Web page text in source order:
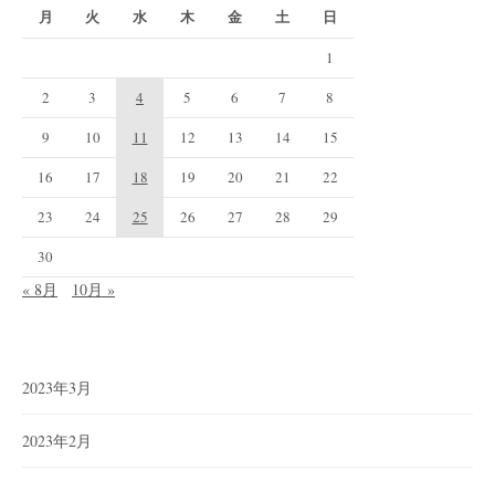
月 火 水 木 金 土 日
1
2
3 4 5 6 7
8
9
10 11 12 13 14
15
16
17 18 19 20 21
22
23
24 25 26 27 28
29
30
« 8月 10月 »
2023年3月
2023年2月